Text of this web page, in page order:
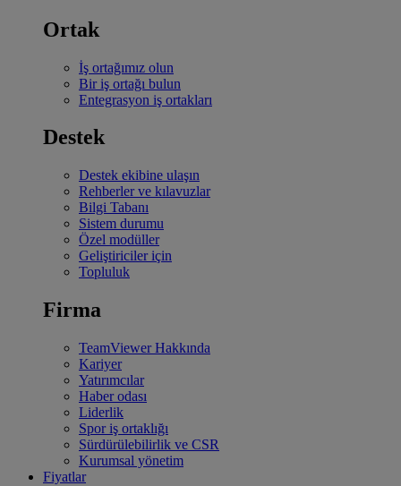
Ortak
İş ortağımız olun
Bir iş ortağı bulun
Entegrasyon iş ortakları
Destek
Destek ekibine ulaşın
Rehberler ve kılavuzlar
Bilgi Tabanı
Sistem durumu
Özel modüller
Geliştiriciler için
Topluluk
Firma
TeamViewer Hakkında
Kariyer
Yatırımcılar
Haber odası
Liderlik
Spor iş ortaklığı
Sürdürülebilirlik ve CSR
Kurumsal yönetim
Fiyatlar